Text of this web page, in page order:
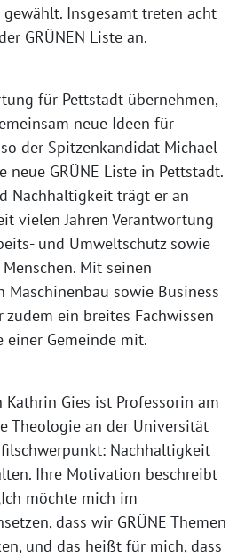
Insgesamt treten acht
GRÜNEN Liste an.
für Pettstadt übernehmen,
neue Ideen für
der Spitzenkandidat Michael
neue GRÜNE Liste in Pettstadt.
Nachhaltigkeit trägt er an
vielen Jahren Verantwortung
und Umweltschutz sowie
Mit seinen
Maschinenbau sowie Business
ein breites Fachwissen
einer Gemeinde mit.
Gies ist Professorin am
Theologie an der Universität
Nachhaltigkeit
Ihre Motivation beschreibt
möchte mich im
dass wir GRÜNE Themen
und das heißt für mich, dass